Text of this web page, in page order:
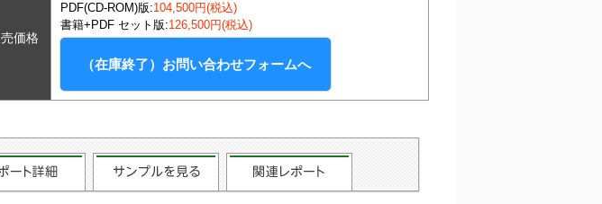
価格
PDF(CD-ROM)版:104,500円(税込)
書籍+PDF セット版:126,500円(税込)
（在庫終了）お問い合わせフォームへ